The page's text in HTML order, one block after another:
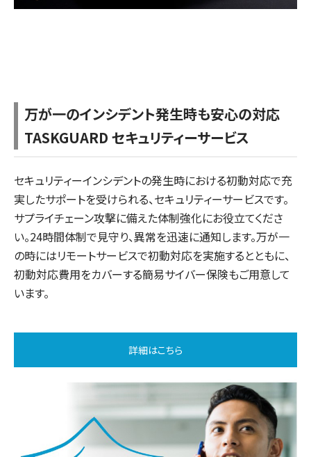
万が一のインシデント発生時も安心の対応
TASKGUARD セキュリティーサービス
セキュリティーインシデントの発生時における初動対応で充
実したサポートを受けられる、セキュリティーサービスです。
サプライチェーン攻撃に備えた体制強化にお役立てくださ
い。24時間体制で見守り、異常を迅速に通知します。万が一
の時にはリモートサービスで初動対応を実施するとともに、
初動対応費用をカバーする簡易サイバー保険もご用意して
います。
詳細はこちら